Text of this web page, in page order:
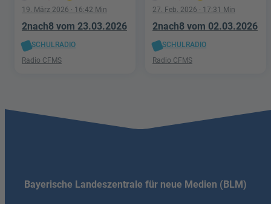
19. März 2026 · 16:42 Min
2nach8 vom 23.03.2026
SCHULRADIO
Radio CFMS
27. Feb. 2026 · 17:31 Min
2nach8 vom 02.03.2026
SCHULRADIO
Radio CFMS
Bayerische Landeszentrale für neue Medien (BLM)